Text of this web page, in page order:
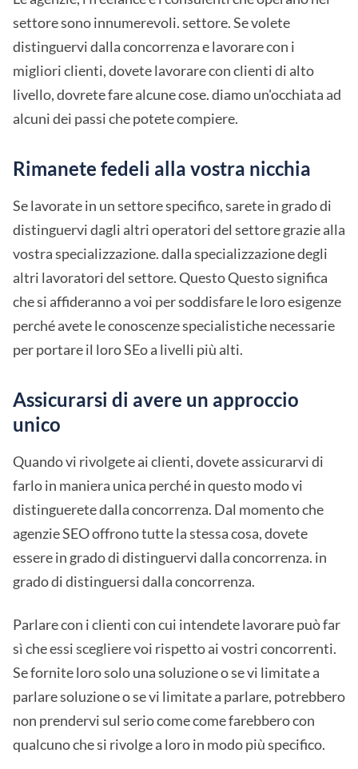
settore sono innumerevoli. settore. Se volete
distinguervi dalla concorrenza e lavorare con i
migliori clienti, dovete lavorare con clienti di alto
livello, dovrete fare alcune cose. diamo un'occhiata ad
alcuni dei passi che potete compiere.
Rimanete fedeli alla vostra nicchia
Se lavorate in un settore specifico, sarete in grado di
distinguervi dagli altri operatori del settore grazie alla
vostra specializzazione. dalla specializzazione degli
altri lavoratori del settore. Questo Questo significa
che si affideranno a voi per soddisfare le loro esigenze
perché avete le conoscenze specialistiche necessarie
per portare il loro SEo a livelli più alti.
Assicurarsi di avere un approccio
unico
Quando vi rivolgete ai clienti, dovete assicurarvi di
farlo in maniera unica perché in questo modo vi
distinguerete dalla concorrenza. Dal momento che
agenzie SEO offrono tutte la stessa cosa, dovete
essere in grado di distinguervi dalla concorrenza. in
grado di distinguersi dalla concorrenza.
Parlare con i clienti con cui intendete lavorare può far
sì che essi scegliere voi rispetto ai vostri concorrenti.
Se fornite loro solo una soluzione o se vi limitate a
parlare soluzione o se vi limitate a parlare, potrebbero
non prendervi sul serio come come farebbero con
qualcuno che si rivolge a loro in modo più specifico.